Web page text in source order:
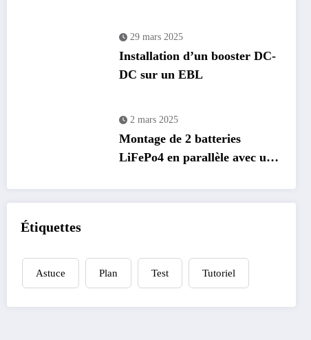
29 mars 2025
Installation d’un booster DC-
DC sur un EBL
2 mars 2025
Montage de 2 batteries
LiFePo4 en parallèle avec un
Étiquettes
Astuce Plan Test Tutoriel